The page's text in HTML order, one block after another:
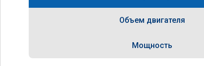
Объем двигателя
Мощность